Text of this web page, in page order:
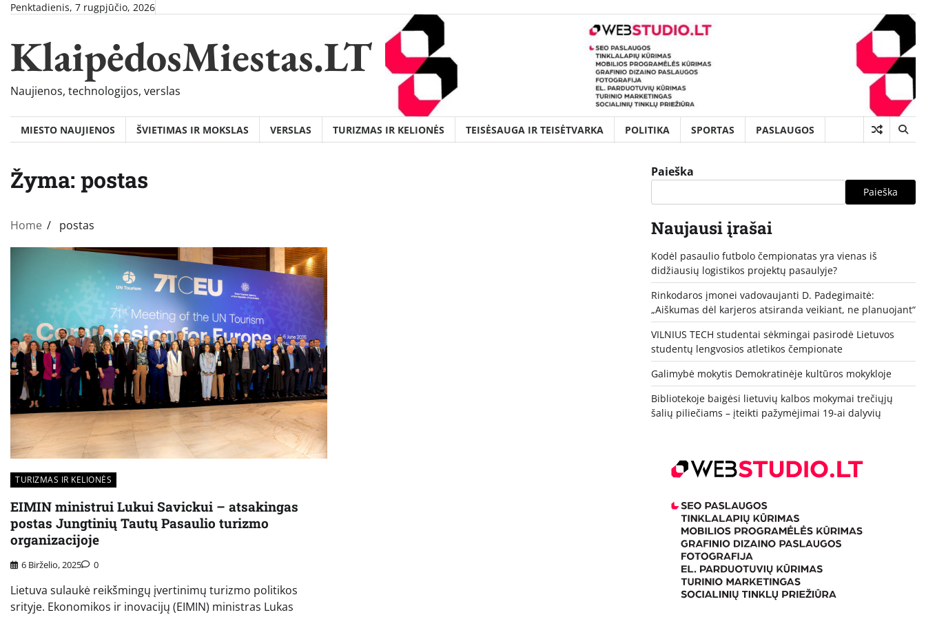
Skip
content
Penktadienis, 7 rugpjūčio, 2026
KlaipėdosMiestas.LT
Naujienos, technologijos, verslas
MIESTO NAUJIENOS ŠVIETIMAS IR MOKSLAS VERSLAS TURIZMAS IR KELIONĖS TEISĖSAUGA IR TEISĖTVARKA POLITIKA SPORTAS PASLAUGOS
Žyma: postas
Home postas
TURIZMAS IR KELIONĖS
EIMIN ministrui Lukui Savickui – atsakingas
postas Jungtinių Tautų Pasaulio turizmo
organizacijoje
6 Birželio, 2025 0
Lietuva sulaukė reikšmingų įvertinimų turizmo politikos
srityje. Ekonomikos ir inovacijų (EIMIN) ministras Lukas
Paieška
Paieška
Naujausi įrašai
Kodėl pasaulio futbolo čempionatas yra vienas iš
didžiausių logistikos projektų pasaulyje?
Rinkodaros įmonei vadovaujanti D. Padegimaitė:
„Aiškumas dėl karjeros atsiranda veikiant, ne planuojant“
VILNIUS TECH studentai sėkmingai pasirodė Lietuvos
studentų lengvosios atletikos čempionate
Galimybė mokytis Demokratinėje kultūros mokykloje
Bibliotekoje baigėsi lietuvių kalbos mokymai trečiųjų
šalių piliečiams – įteikti pažymėjimai 19-ai dalyvių